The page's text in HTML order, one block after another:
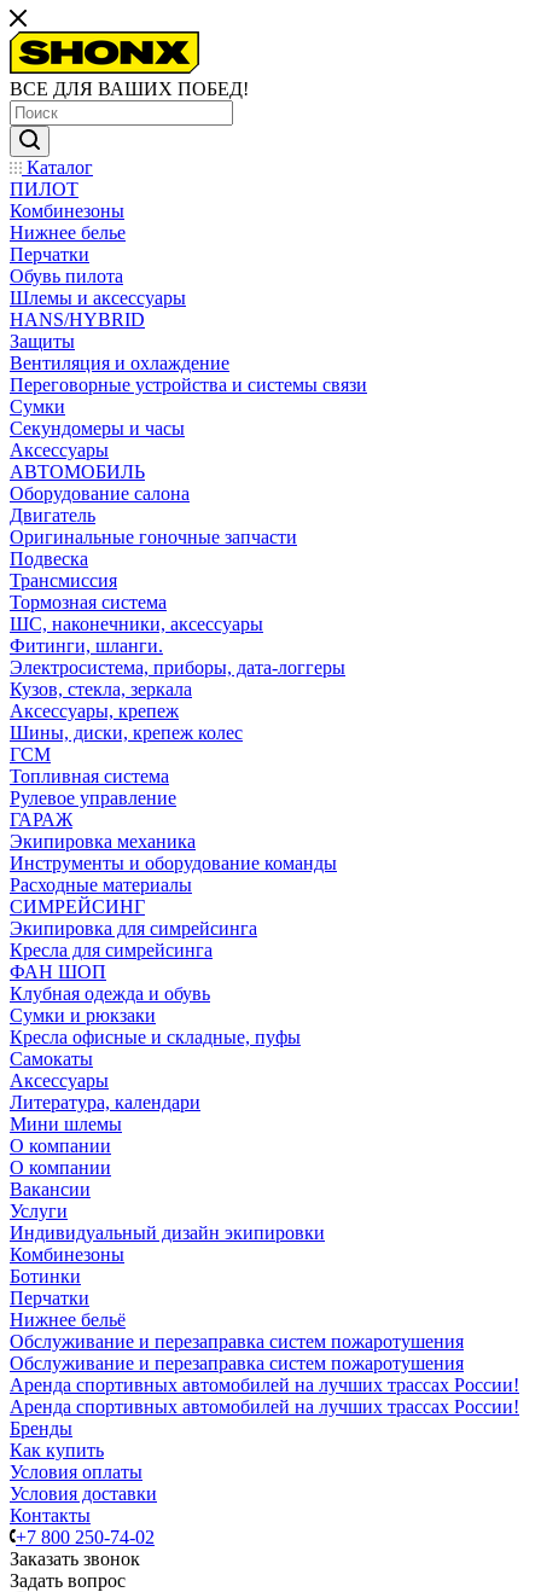
ВСЕ ДЛЯ ВАШИХ ПОБЕД!
Каталог
ПИЛОТ
Комбинезоны
Нижнее белье
Перчатки
Обувь пилота
Шлемы и аксессуары
HANS/HYBRID
Защиты
Вентиляция и охлаждение
Переговорные устройства и системы связи
Сумки
Секундомеры и часы
Аксессуары
АВТОМОБИЛЬ
Оборудование салона
Двигатель
Оригинальные гоночные запчасти
Подвеска
Трансмиссия
Тормозная система
ШС, наконечники, аксессуары
Фитинги, шланги.
Электросистема, приборы, дата-логгеры
Кузов, стекла, зеркала
Аксессуары, крепеж
Шины, диски, крепеж колес
ГСМ
Топливная система
Рулевое управление
ГАРАЖ
Экипировка механика
Инструменты и оборудование команды
Расходные материалы
СИМРЕЙСИНГ
Экипировка для симрейсинга
Кресла для симрейсинга
ФАН ШОП
Клубная одежда и обувь
Сумки и рюкзаки
Кресла офисные и складные, пуфы
Самокаты
Аксессуары
Литература, календари
Мини шлемы
О компании
О компании
Вакансии
Услуги
Индивидуальный дизайн экипировки
Комбинезоны
Ботинки
Перчатки
Нижнее бельё
Обслуживание и перезаправка систем пожаротушения
Обслуживание и перезаправка систем пожаротушения
Аренда спортивных автомобилей на лучших трассах России!
Аренда спортивных автомобилей на лучших трассах России!
Бренды
Как купить
Условия оплаты
Условия доставки
Контакты
+7 800 250-74-02
Заказать звонок
Задать вопрос